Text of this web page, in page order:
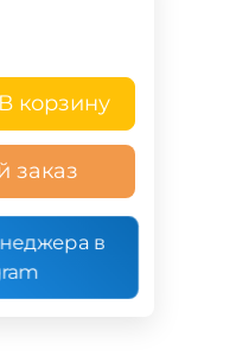
В корзину
заказ
в